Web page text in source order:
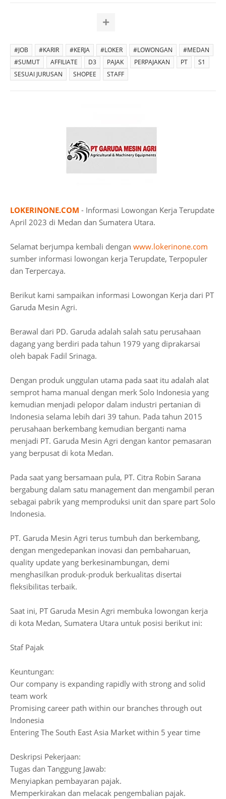
#JOB #KARIR #KERJA #LOKER #LOWONGAN
#MEDAN
#SUMUT
AFFILIATE D3 PAJAK PERPAJAKAN PT
S1
SESUAI JURUSAN
SHOPEE STAFF
LOKERINONE.COM - Informasi Lowongan Kerja Terupdate
April 2023 di Medan dan Sumatera Utara.
Selamat berjumpa kembali dengan www.lokerinone.com
sumber informasi lowongan kerja Terupdate, Terpopuler
dan Terpercaya.
Berikut kami sampaikan informasi Lowongan Kerja dari PT
Garuda Mesin Agri.
Berawal dari PD. Garuda adalah salah satu perusahaan
dagang yang berdiri pada tahun 1979 yang diprakarsai
oleh bapak Fadil Srinaga.
Dengan produk unggulan utama pada saat itu adalah alat
semprot hama manual dengan merk Solo Indonesia yang
kemudian menjadi pelopor dalam industri pertanian di
Indonesia selama lebih dari 39 tahun. Pada tahun 2015
perusahaan berkembang kemudian berganti nama
menjadi PT. Garuda Mesin Agri dengan kantor pemasaran
yang berpusat di kota Medan.
Pada saat yang bersamaan pula, PT. Citra Robin Sarana
bergabung dalam satu management dan mengambil peran
sebagai pabrik yang memproduksi unit dan spare part Solo
Indonesia.
PT. Garuda Mesin Agri terus tumbuh dan berkembang,
dengan mengedepankan inovasi dan pembaharuan,
quality update yang berkesinambungan, demi
menghasilkan produk-produk berkualitas disertai
fleksibilitas terbaik.
Saat ini, PT Garuda Mesin Agri membuka lowongan kerja
di kota Medan, Sumatera Utara untuk posisi berikut ini:
Staf Pajak
Keuntungan:
Our company is expanding rapidly with strong and solid
team work
Promising career path within our branches through out
Indonesia
Entering The South East Asia Market within 5 year time
Deskripsi Pekerjaan:
Tugas dan Tanggung Jawab:
Menyiapkan pembayaran pajak.
Memperkirakan dan melacak pengembalian pajak.